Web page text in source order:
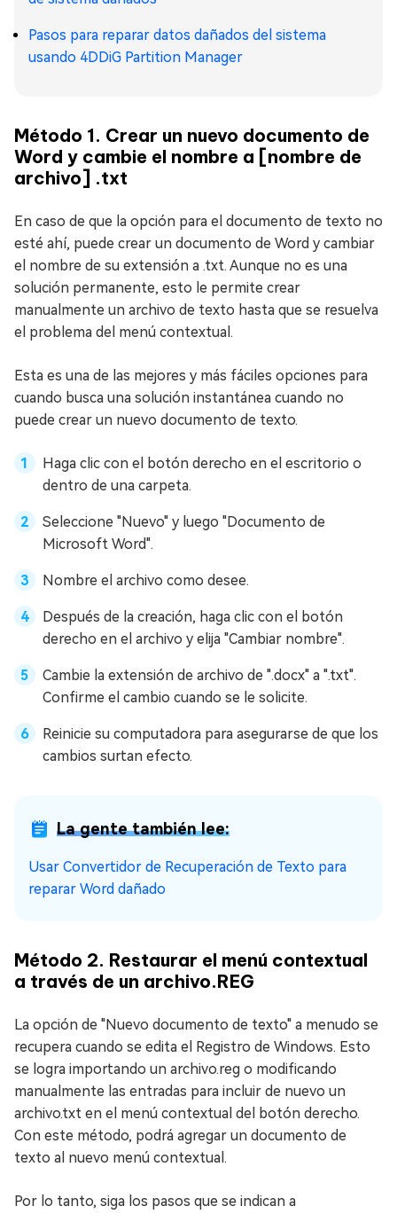
Pasos para reparar datos dañados del sistema
usando 4DDiG Partition Manager
Método 1. Crear un nuevo documento de
Word y cambie el nombre a [nombre de
archivo] .txt
En caso de que la opción para el documento de texto no
esté ahí, puede crear un documento de Word y cambiar
el nombre de su extensión a .txt. Aunque no es una
solución permanente, esto le permite crear
manualmente un archivo de texto hasta que se resuelva
el problema del menú contextual.
Esta es una de las mejores y más fáciles opciones para
cuando busca una solución instantánea cuando no
puede crear un nuevo documento de texto.
Haga clic con el botón derecho en el escritorio o
dentro de una carpeta.
Seleccione "Nuevo" y luego "Documento de
Microsoft Word".
Nombre el archivo como desee.
Después de la creación, haga clic con el botón
derecho en el archivo y elija "Cambiar nombre".
Cambie la extensión de archivo de ".docx" a ".txt".
Confirme el cambio cuando se le solicite.
Reinicie su computadora para asegurarse de que los
cambios surtan efecto.
La gente también lee:
Usar Convertidor de Recuperación de Texto para
reparar Word dañado
Método 2. Restaurar el menú contextual
a través de un archivo.REG
La opción de "Nuevo documento de texto" a menudo se
recupera cuando se edita el Registro de Windows. Esto
se logra importando un archivo.reg o modificando
manualmente las entradas para incluir de nuevo un
archivo.txt en el menú contextual del botón derecho.
Con este método, podrá agregar un documento de
texto al nuevo menú contextual.
Por lo tanto, siga los pasos que se indican a